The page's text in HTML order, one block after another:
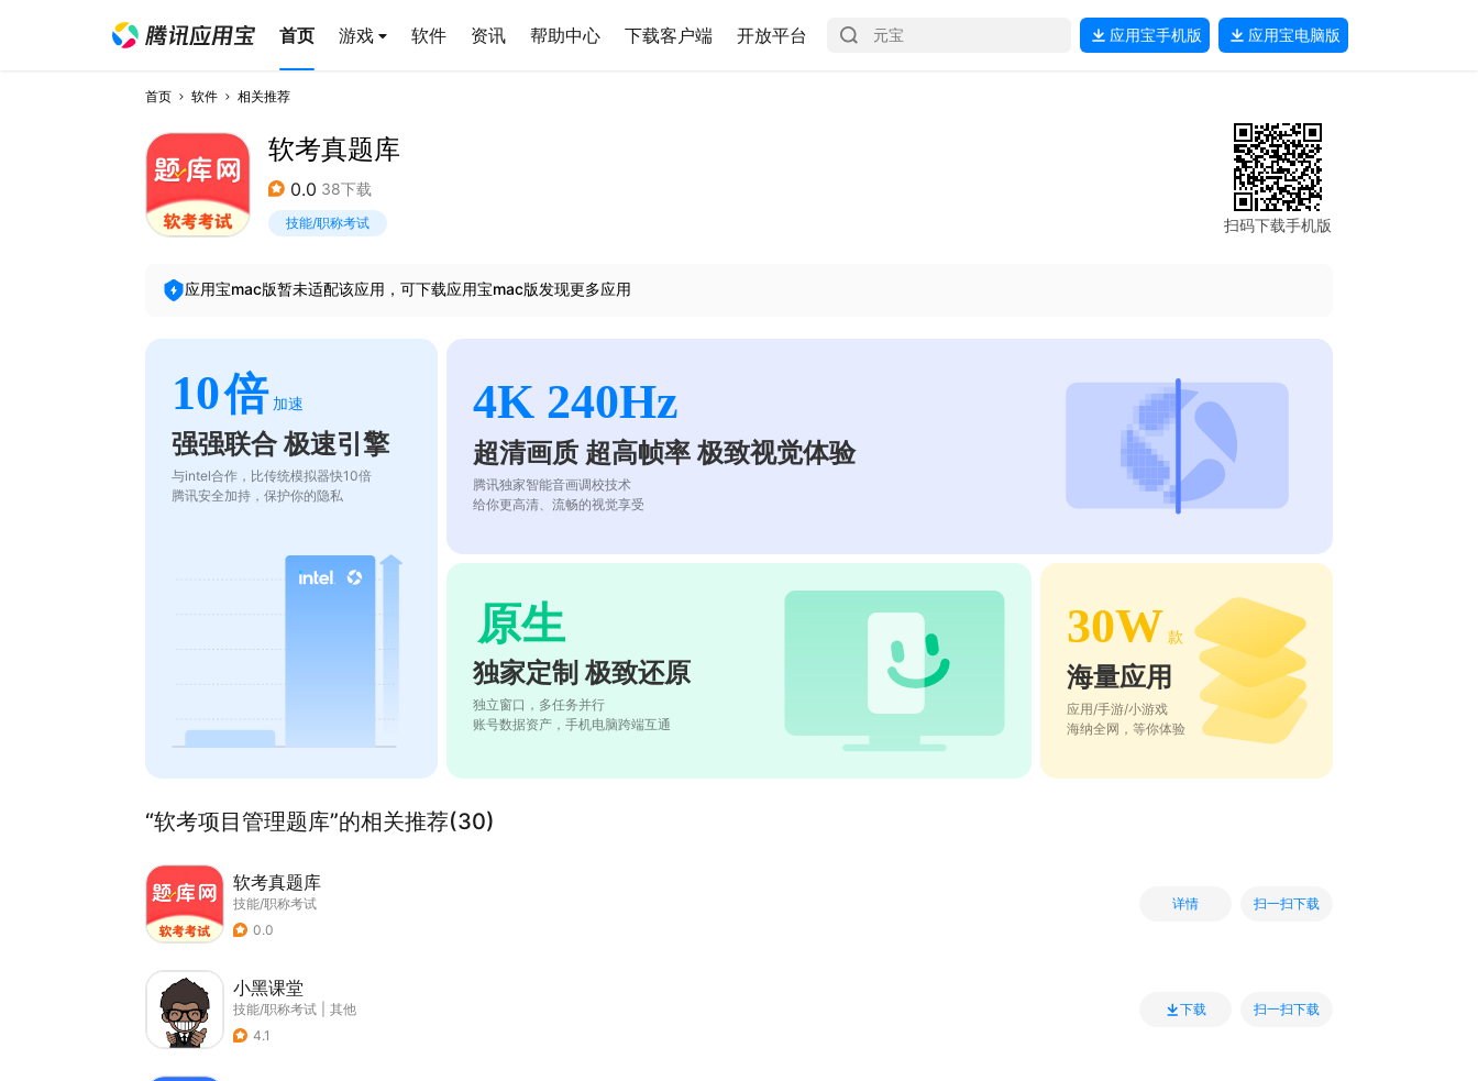
首页 游戏 软件 资讯 帮助中心 下载客户端 开放平台 应用宝手机版 应用宝电脑版
首页 软件 相关推荐
软考真题库
0.0 38下载
技能/职称考试 扫码下载手机版
应用宝mac版暂未适配该应用，可下载应用宝mac版发现更多应用
10倍 加速
强强联合 极速引擎
与intel合作，比传统模拟器快10倍
腾讯安全加持，保护你的隐私
4K 240Hz
超清画质 超高帧率 极致视觉体验
腾讯独家智能音画调校技术
给你更高清、流畅的视觉享受
原生
独家定制 极致还原
独立窗口，多任务并行
账号数据资产，手机电脑跨端互通
30W 款
海量应用
应用/手游/小游戏
海纳全网，等你体验
“软考项目管理题库”的相关推荐(30)
软考真题库
技能/职称考试
0.0
详情 扫一扫下载
小黑课堂
技能/职称考试
其他
4.1
下载 扫一扫下载